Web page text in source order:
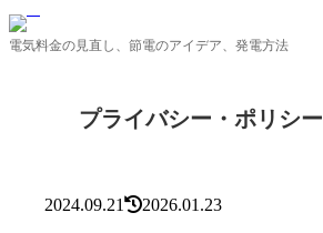
電気料金の見直し、節電のアイデア、発電方法
プライバシー・ポリシー
2024.09.21 2026.01.23